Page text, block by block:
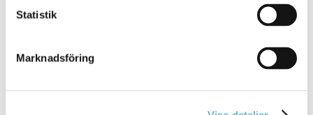
Statistik
Marknadsföring
Vad ska du göra?